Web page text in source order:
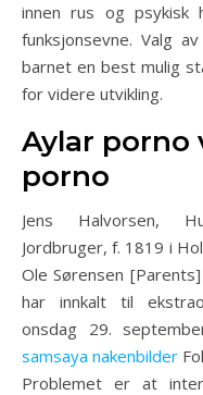
innen rus og psykisk
funksjonsevne. Valg
barnet en best mulig
for videre utvikling.
Aylar porno
porno
Jens Halvorsen,
Jordbruger, f. 1819 i
Ole Sørensen
har innkalt til
onsdag 29.
samsaya nakenbilder
Problemet er at